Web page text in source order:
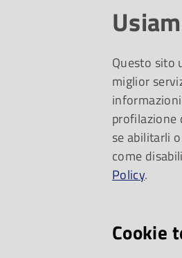
del
La
Questo sito
miglior
profilazione
se abilitarli
come
Policy.
Cookie